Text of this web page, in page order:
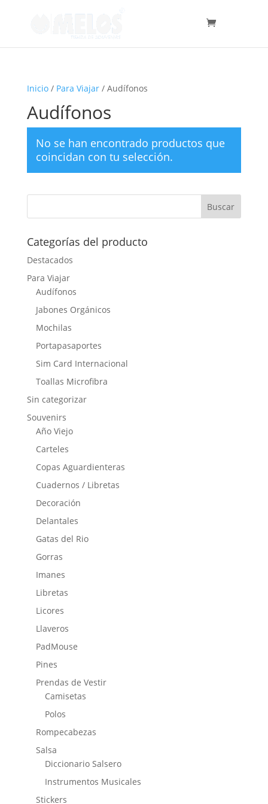
Inicio/ Para Viajar/ Audífonos
Audífonos
No se han encontrado productos que
coincidan con tu selección.
Categorías del producto
Destacados
Para Viajar
Audífonos
Jabones Orgánicos
Mochilas
Portapasaportes
Sim Card Internacional
Toallas Microfibra
Sin categorizar
Souvenirs
Año Viejo
Carteles
Copas Aguardienteras
Cuadernos / Libretas
Decoración
Delantales
Gatas del Rio
Gorras
Imanes
Libretas
Licores
Llaveros
PadMouse
Pines
Prendas de Vestir
Camisetas
Polos
Rompecabezas
Salsa
Diccionario Salsero
Instrumentos Musicales
Stickers